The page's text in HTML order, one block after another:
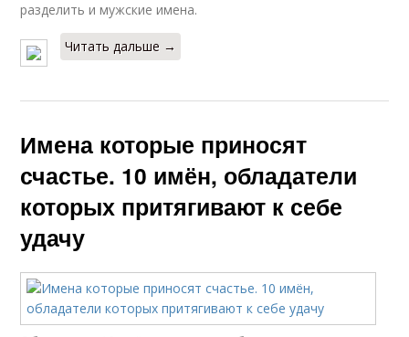
разделить и мужские имена.
Читать дальше →
Имена которые приносят
счастье. 10 имён, обладатели
которых притягивают к себе
удачу